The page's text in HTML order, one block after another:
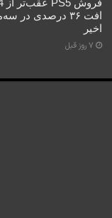
افت ۳۶ درصدی در
اخیر
7 روز قبل